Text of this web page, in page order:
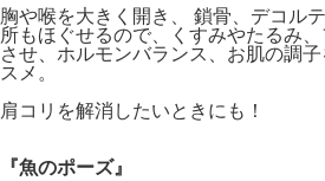
胸や喉を大きく開き、 鎖骨、デコル
所もほぐせるので、くすみやたるみ
させ、ホルモンバランス、お肌の調
スメ。
肩コリを解消したいときにも！
『魚のポーズ』